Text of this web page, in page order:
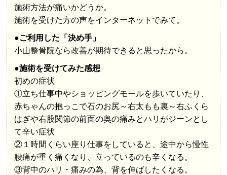
施術方法が痛いかどうか。
施術を受けた方の声をインターネットでみて。
●ご利用した「決め手」
小山整骨院なら改善が期待できると思ったから。
●施術を受けてみた感想
初めの症状
①立ち仕事中やショッピングモールを歩いていたり、
赤ちゃんの抱っこで石のお尻～右太もも裏～右ふくら
はぎや右股関節の前面の奥の痛みとハリがジーンとし
て辛い症状
②１時間くらい座り仕事をしていると、途中から慢性
腰痛が重く痛くなり、立っているのも辛くなる。
③背中のハリ・痛みの為、背を伸ばしたくなる。